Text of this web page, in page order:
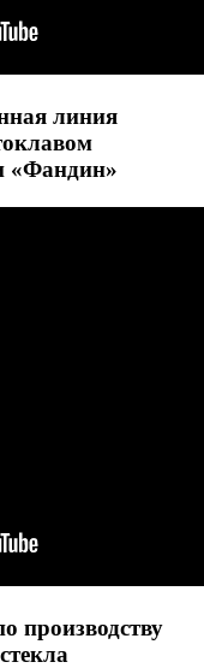
линия
«Фандин»
производству